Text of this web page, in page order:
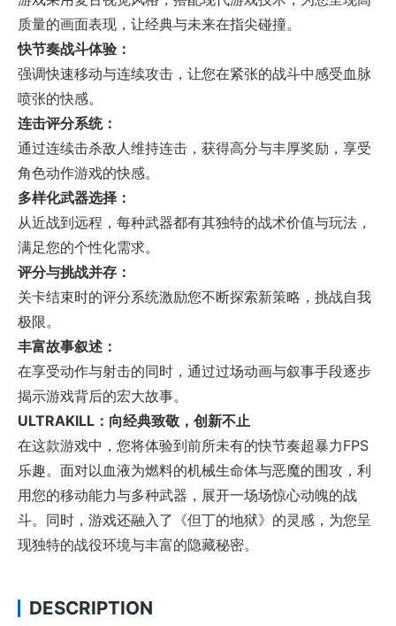
质量的画面表现，让经典与未来在指尖碰撞。
快节奏战斗体验：
强调快速移动与连续攻击，让您在紧张的战斗中感受血脉
喷张的快感。
连击评分系统：
通过连续击杀敌人维持连击，获得高分与丰厚奖励，享受
角色动作游戏的快感。
多样化武器选择：
从近战到远程，每种武器都有其独特的战术价值与玩法，
满足您的个性化需求。
评分与挑战并存：
关卡结束时的评分系统激励您不断探索新策略，挑战自我
极限。
丰富故事叙述：
在享受动作与射击的同时，通过过场动画与叙事手段逐步
揭示游戏背后的宏大故事。
ULTRAKILL：向经典致敬，创新不止
在这款游戏中，您将体验到前所未有的快节奏超暴力FPS
乐趣。面对以血液为燃料的机械生命体与恶魔的围攻，利
用您的移动能力与多种武器，展开一场场惊心动魄的战
斗。同时，游戏还融入了《但丁的地狱》的灵感，为您呈
现独特的战役环境与丰富的隐藏秘密。
DESCRIPTION